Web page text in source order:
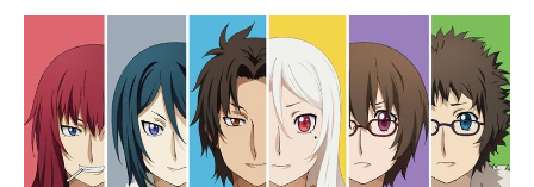
少年からデートの誘いを受けてしま
う。まさかのモテ期到来に、果たし
て花依は!?作品名私がモテてどうす
んだ放送形態TVアニメスケジュール
2016年10月6日（木）～2016年12月
23日（木）TBSテレビほか話数全12
話キャスト芹沼花依：小林ゆう五十